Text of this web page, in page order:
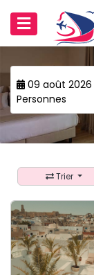
09 août
Personnes
Trier